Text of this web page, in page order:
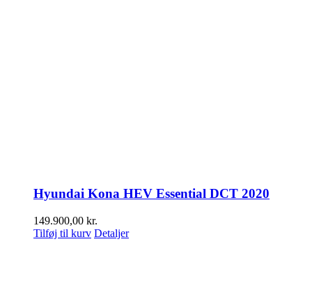
Hyundai Kona HEV Essential DCT 2020
149.900,00 kr.
Tilføj til kurv Detaljer